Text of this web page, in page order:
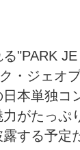
"PARK
・ジェオ
本単独コ
がたっぷ
する予定